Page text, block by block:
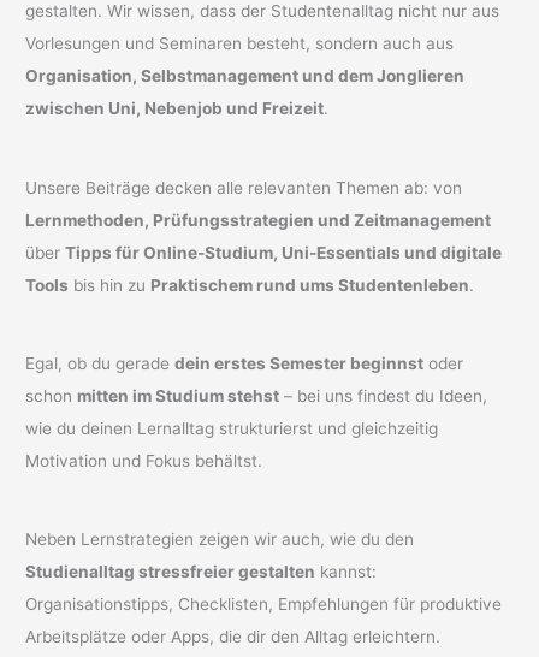
gestalten. Wir wissen, dass der Studentenalltag nicht nur aus
Vorlesungen und Seminaren besteht, sondern auch aus
Organisation, Selbstmanagement und dem Jonglieren
zwischen Uni, Nebenjob und Freizeit.
Unsere Beiträge decken alle relevanten Themen ab: von
Lernmethoden, Prüfungsstrategien und Zeitmanagement
überTipps für Online-Studium, Uni-Essentials und digitale
Tools bis hin zu Praktischem rund ums Studentenleben.
Egal, ob du geradedein erstes Semester beginnst oder
schon mitten im Studium stehst – bei uns findest du Ideen,
wie du deinen Lernalltag strukturierst und gleichzeitig
Motivation und Fokus behältst.
Neben Lernstrategien zeigen wir auch, wie du den
Studienalltag stressfreier gestalten kannst:
Organisationstipps, Checklisten, Empfehlungen für produktive
Arbeitsplätze oder Apps, die dir den Alltag erleichtern.